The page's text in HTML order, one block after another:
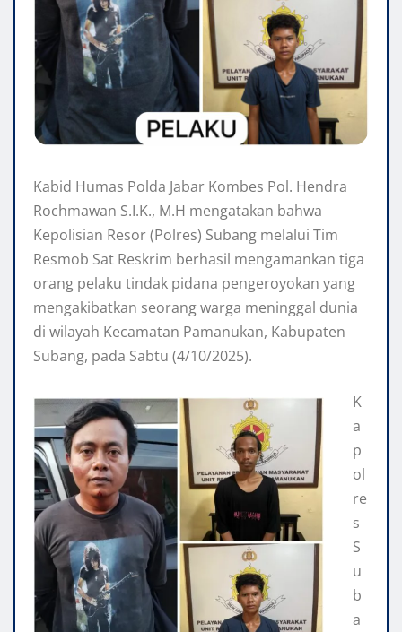
Kabid Humas Polda Jabar Kombes Pol. Hendra
Rochmawan S.I.K., M.H mengatakan bahwa
Kepolisian Resor (Polres) Subang melalui Tim
Resmob Sat Reskrim berhasil mengamankan tiga
orang pelaku tindak pidana pengeroyokan yang
mengakibatkan seorang warga meninggal dunia
di wilayah Kecamatan Pamanukan, Kabupaten
Subang, pada Sabtu (4/10/2025).
K
a
p
ol
re
s
S
u
b
a